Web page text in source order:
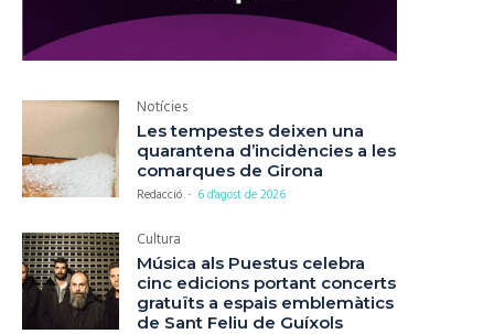
Notícies
Les tempestes deixen una
quarantena d’incidències a les
comarques de Girona
Redacció - 6 d'agost de 2026
Cultura
Música als Puestus celebra
cinc edicions portant concerts
gratuïts a espais emblemàtics
de Sant Feliu de Guíxols